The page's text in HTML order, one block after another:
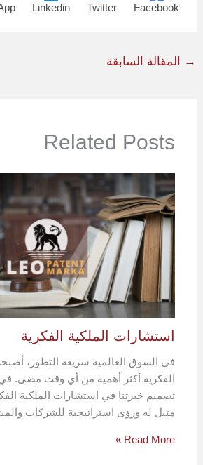
Facebook
Twitter
Linkedin
→ المقالة السابقة
Related Posts
استشارات الملكية الفكرية
في السوق العالمية سريعة التطور،
تصميم خبرتنا في استشارات الملكية
مثيل له ورؤى استراتيجية للشركات
Read More »